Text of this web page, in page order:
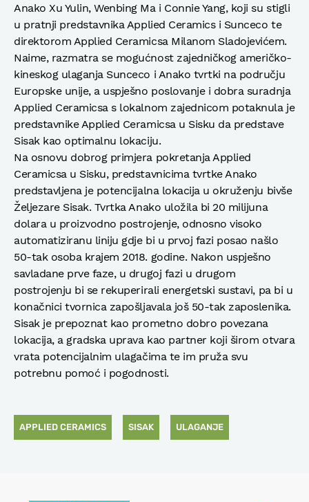
Anako Xu Yulin, Wenbing Ma i Connie Yang, koji su stigli
u pratnji predstavnika Applied Ceramics i Sunceco te
direktorom Applied Ceramicsa Milanom Sladojevićem.
Naime, razmatra se mogućnost zajedničkog američko-
kineskog ulaganja Sunceco i Anako tvrtki na području
Europske unije, a uspješno poslovanje i dobra suradnja
Applied Ceramicsa s lokalnom zajednicom potaknula je
predstavnike Applied Ceramicsa u Sisku da predstave
Sisak kao optimalnu lokaciju.
Na osnovu dobrog primjera pokretanja Applied
Ceramicsa u Sisku, predstavnicima tvrtke Anako
predstavljena je potencijalna lokacija u okruženju bivše
Željezare Sisak. Tvrtka Anako uložila bi 20 milijuna
dolara u proizvodno postrojenje, odnosno visoko
automatiziranu liniju gdje bi u prvoj fazi posao našlo
50-tak osoba krajem 2018. godine. Nakon uspješno
savladane prve faze, u drugoj fazi u drugom
postrojenju bi se rekuperirali energetski sustavi, pa bi u
konačnici tvornica zapošljavala još 50-tak zaposlenika.
Sisak je prepoznat kao prometno dobro povezana
lokacija, a gradska uprava kao partner koji širom otvara
vrata potencijalnim ulagačima te im pruža svu
potrebnu pomoć i pogodnosti.
APPLIED CERAMICS SISAK ULAGANJE